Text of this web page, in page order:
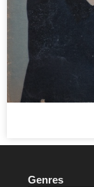
Genres